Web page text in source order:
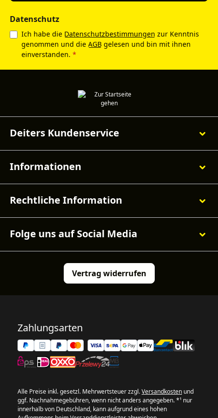
Datenschutz
Ich habe die Datenschutzbestimmungen zur Kenntnis
genommen und die AGB gelesen und bin mit ihnen
einverstanden. *
Deiters Kundenservice
Informationen
Rechtliche Information
Folge uns auf Social Media
Vertrag widerrufen
Zahlungsarten
Alle Preise inkl. gesetzl. Mehrwertsteuer zzgl.Versandkosten und
ggf. Nachnahmegebühren, wenn nicht anders angegeben. *¹ nur
innerhalb von Deutschland, kann aufgrund eines hohen